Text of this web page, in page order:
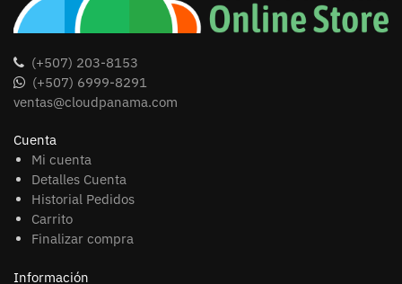
(+507) 203-8153
(+507) 6999-8291
ventas@cloudpanama.com
Cuenta
Mi cuenta
Detalles Cuenta
Historial Pedidos
Carrito
Finalizar compra
Información